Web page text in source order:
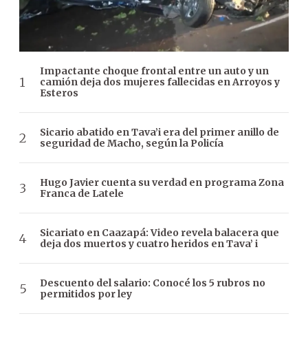
Impactante choque frontal entre un auto y un
camión deja dos mujeres fallecidas en Arroyos y
Esteros
Sicario abatido en Tava’i era del primer anillo de
seguridad de Macho, según la Policía
Hugo Javier cuenta su verdad en programa Zona
Franca de Latele
Sicariato en Caazapá: Video revela balacera que
deja dos muertos y cuatro heridos en Tava’ i
Descuento del salario: Conocé los 5 rubros no
permitidos por ley